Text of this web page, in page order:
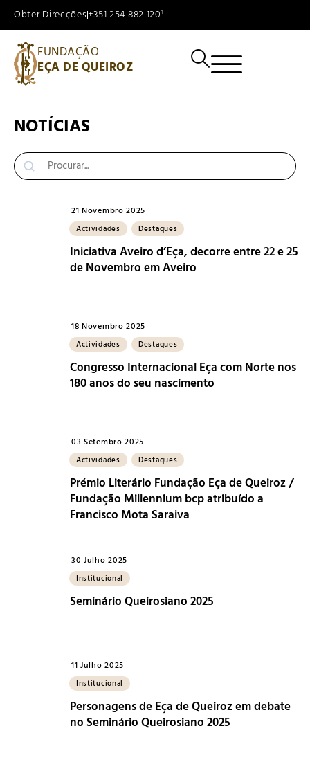
Obter Direcções+351 254 882 120¹
FUNDAÇÃO
EÇA DE QUEIROZ
NOTÍCIAS
21 Novembro 2025
Actividades Destaques
Iniciativa Aveiro d’Eça, decorre entre 22 e 25
de Novembro em Aveiro
18 Novembro 2025
Actividades Destaques
Congresso Internacional Eça com Norte nos
180 anos do seu nascimento
03 Setembro 2025
Actividades Destaques
Prémio Literário Fundação Eça de Queiroz /
Fundação Millennium bcp atribuído a
Francisco Mota Saraiva
30 Julho 2025
Institucional
Seminário Queirosiano 2025
11 Julho 2025
Institucional
Personagens de Eça de Queiroz em debate
no Seminário Queirosiano 2025